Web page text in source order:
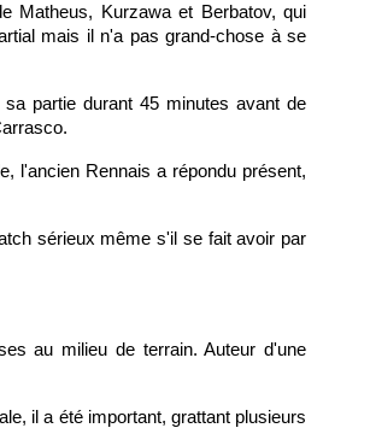
Matheus, Kurzawa et Berbatov, qui
mais il n'a pas grand-chose à se
partie durant 45 minutes avant de
l'ancien Rennais a répondu présent,
sérieux même s'il se fait avoir par
au milieu de terrain. Auteur d'une
il a été important, grattant plusieurs